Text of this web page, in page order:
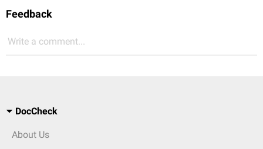
Feedback
Write a comment...
DocCheck
About Us